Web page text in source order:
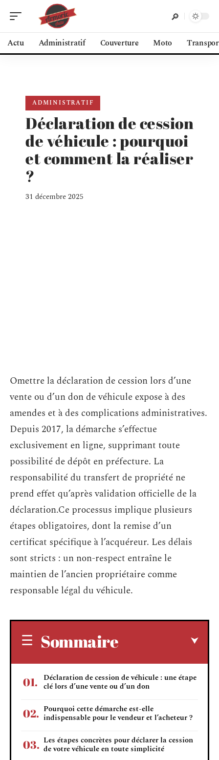
Actu Administratif Couverture Moto
ADMINISTRATIF
Déclaration de cession
de véhicule : pourquoi
et comment la réaliser
?
31 décembre 2025
Omettre la déclaration de cession lors d’une
vente ou d’un don de véhicule expose à des
amendes et à des complications administratives.
Depuis 2017, la démarche s’effectue
exclusivement en ligne, supprimant toute
possibilité de dépôt en préfecture. La
responsabilité du transfert de propriété ne
prend effet qu’après validation officielle de la
déclaration.Ce processus implique plusieurs
étapes obligatoires, dont la remise d’un
certificat spécifique à l’acquéreur. Les délais
sont stricts : un non-respect entraîne le
maintien de l’ancien propriétaire comme
responsable légal du véhicule.
Sommaire
Déclaration de cession de véhicule : une étape
clé lors d’une vente ou d’un don
Pourquoi cette démarche est-elle
indispensable pour le vendeur et l’acheteur ?
Les étapes concrètes pour déclarer la cession
de votre véhicule en toute simplicité